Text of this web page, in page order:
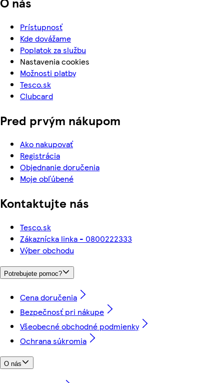
Prístupnosť
Kde dovážame
Poplatok za službu
Nastavenia cookies
Možnosti platby
Tesco.sk
Clubcard
Pred prvým nákupom
Ako nakupovať
Registrácia
Objednanie doručenia
Moje obľúbené
Kontaktujte nás
Tesco.sk
Zákaznícka linka - 0800222333
Výber obchodu
Potrebujete pomoc?
Cena doručenia
Bezpečnosť pri nákupe
Všeobecné obchodné podmienky
Ochrana súkromia
O nás